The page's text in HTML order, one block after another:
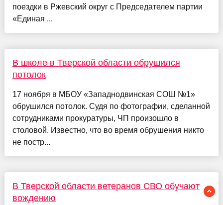
поездки в Ржевский округ с Председателем партии
«Единая ...
В школе в Тверской области обрушился
потолок
17 ноября в МБОУ «Западнодвинская СОШ №1»
обрушился потолок. Судя по фотографии, сделанной
сотрудниками прокуратуры, ЧП произошло в
столовой. Известно, что во время обрушения никто
не постр...
В Тверской области ветеранов СВО обучают
вождению